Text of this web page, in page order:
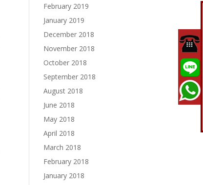
February 2019
January 2019
December 2018
November 2018
October 2018
September 2018
August 2018
June 2018
May 2018
April 2018
March 2018
February 2018
January 2018